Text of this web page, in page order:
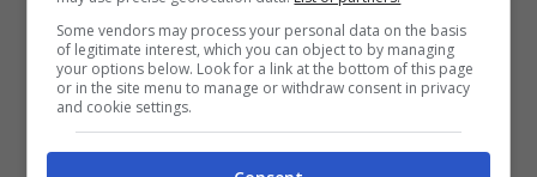
pensare che cibi piccanti e travaglio
siano connessi. “Non ho mai visto
nulla che sostenesse questa teoria”
ha detto Harper.
Some vendors may process your personal data on the basis
of legitimate interest, which you can object to by managing
your options below. Look for a link at the bottom of this page
or in the site menu to manage or withdraw consent in privacy
and cookie settings.